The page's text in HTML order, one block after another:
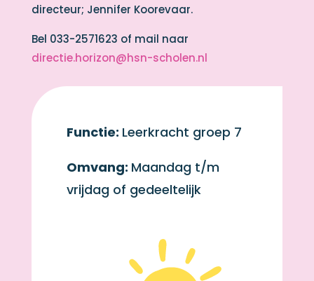
directeur; Jennifer Koorevaar.
Bel 033-2571623 of mail naar
directie.horizon@hsn-scholen.nl
Functie: Leerkracht groep 7
Omvang: Maandag t/m
vrijdag of gedeeltelijk